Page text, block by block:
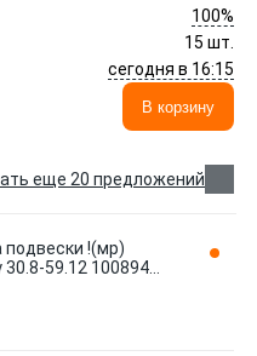
100%
15 шт.
сегодня в 16:15
В корзину
еще 20 предложений
подвески !(мр)
30.8-59.12 100894